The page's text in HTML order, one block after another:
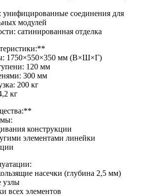
унифицированные соединения для
модулей
сатинированная отделка
1750×550×350 мм (В×Ш×Г)
120 мм
300 мм
200 кг
кг
конструкции
элементами линейки
насечки (глубина 2,5 мм)
узлы
всех элементов